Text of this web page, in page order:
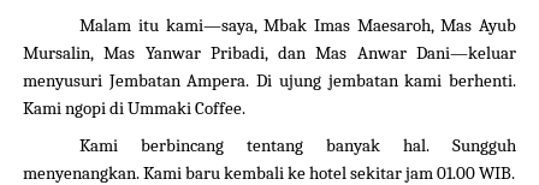
Malam itu kami—saya, Mbak Imas Maesaroh, Mas Ayub
Mursalin, Mas Yanwar Pribadi, dan Mas Anwar Dani—keluar
menyusuri Jembatan Ampera. Di ujung jembatan kami berhenti.
Kami ngopi di Ummaki Coffee.
Kami berbincang tentang banyak hal. Sungguh
menyenangkan. Kami baru kembali ke hotel sekitar jam 01.00 WIB.